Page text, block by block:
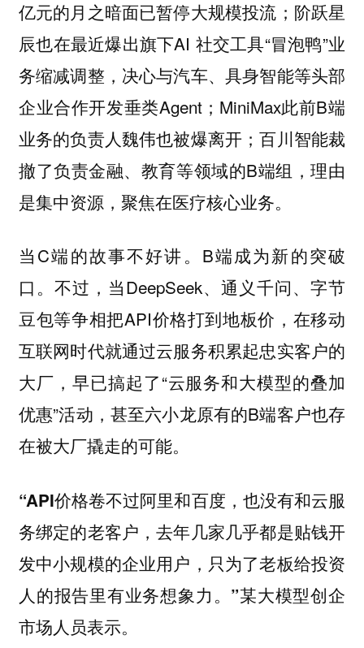
亿元的月之暗面已暂停大规模投流；阶跃星
辰也在最近爆出旗下AI 社交工具“冒泡鸭”业
务缩减调整，决心与汽车、具身智能等头部
企业合作开发垂类Agent；MiniMax此前B端
业务的负责人魏伟也被爆离开；百川智能裁
撤了负责金融、教育等领域的B端组，理由
是集中资源，聚焦在医疗核心业务。
当C端的故事不好讲。B端成为新的突破
口。不过，当DeepSeek、通义千问、字节
豆包等争相把API价格打到地板价，在移动
互联网时代就通过云服务积累起忠实客户的
大厂，早已搞起了“云服务和大模型的叠加
优惠”活动，甚至六小龙原有的B端客户也存
在被大厂撬走的可能。
“API价格卷不过阿里和百度，也没有和云服
务绑定的老客户，去年几家几乎都是贴钱开
发中小规模的企业用户，只为了老板给投资
人的报告里有业务想象力。”某大模型创企
市场人员表示。